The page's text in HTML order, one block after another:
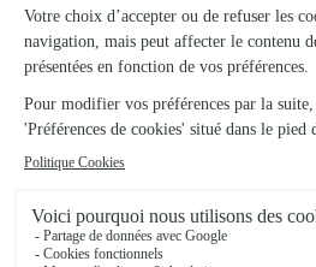
Mag Florist
Cadours
1 Cour des Halles